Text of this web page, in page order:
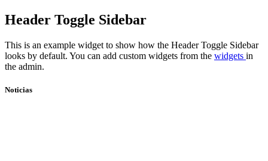
Skip
to
Header Toggle Sidebar
This is an example widget to show how the Header Toggle Sidebar
looks by default. You can add custom widgets from the widgets in
the admin.
Noticias